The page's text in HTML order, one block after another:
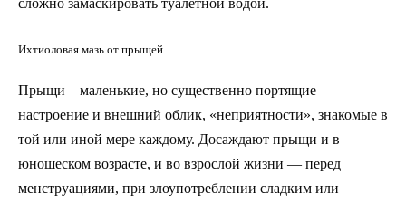
сложно замаскировать туалетной водой.
Ихтиоловая мазь от прыщей
Прыщи – маленькие, но существенно портящие
настроение и внешний облик, «неприятности», знакомые в
той или иной мере каждому. Досаждают прыщи и в
юношеском возрасте, и во взрослой жизни — перед
менструациями, при злоупотреблении сладким или